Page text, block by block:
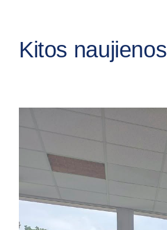
Kitos naujienos